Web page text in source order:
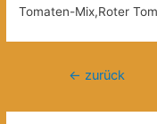
Tomaten-Mix,Roter
← zurück